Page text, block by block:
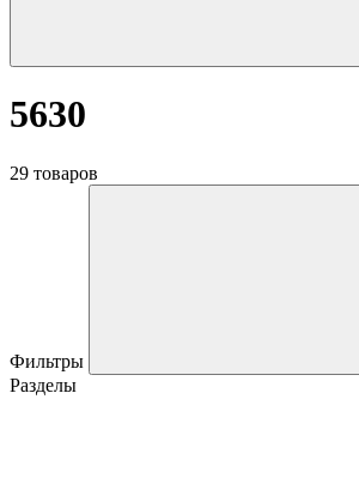
5630
29 товаров
Фильтры
Разделы